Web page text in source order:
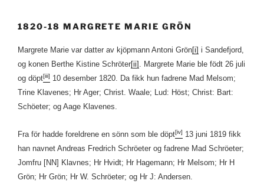
1820-18 MARGRETE MARIE GRÖN
Margrete Marie var datter av kjöpmann Antoni Grön[i] i Sandefjord,
og konen Berthe Kistine Schröter[ii] . Margrete Marie ble födt 26 juli
og döpt[iii] 10 desember 1820. Da fikk hun fadrene Mad Melsom;
Trine Klavenes; Hr Ager; Christ. Waale; Lud: Höst; Christ: Bart:
Schöeter; og Aage Klavenes.
Fra för hadde foreldrene en sönn som ble döpt[iv] 13 juni 1819 fikk
han navnet Andreas Fredrich Schröeter og fadrene Mad Schröeter;
Jomfru [NN] Klavnes; Hr Hvidt; Hr Hagemann; Hr Melsom; Hr H
Grön; Hr Grön; Hr W. Schröeter; og Hr J: Andersen.